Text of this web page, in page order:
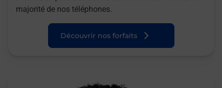
majorité de nos téléphones.
Découvrir nos forfaits